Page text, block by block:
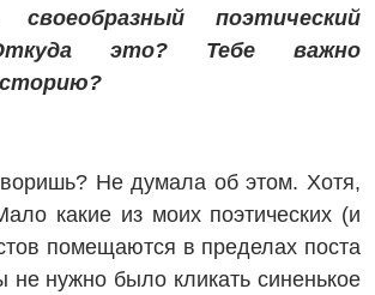
поэтический
это? Тебе важно
Не думала об этом. Хотя,
какие из моих поэтических (и
помещаются в пределах поста
не нужно было кликать синенькое